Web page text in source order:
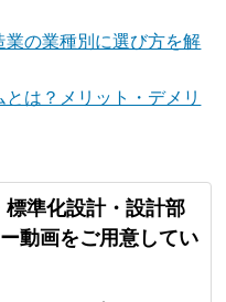
業の業種別に選び方を解
は？メリット・デメリ
準化設計・設計部
動画をご用意してい